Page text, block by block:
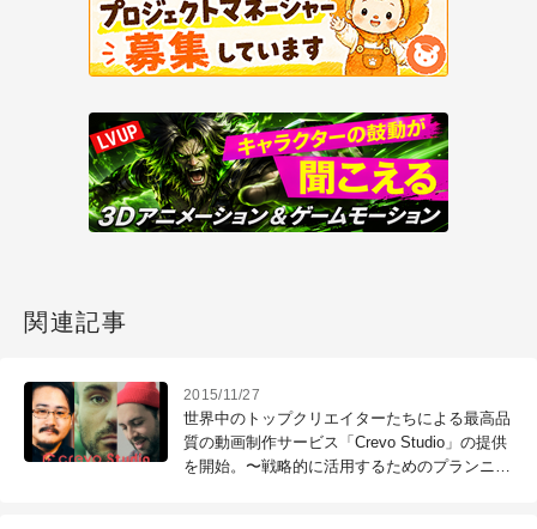
関連記事
2015/11/27
世界中のトップクリエイターたちによる最高品
質の動画制作サービス「Crevo Studio」の提供
を開始。〜戦略的に活用するためのプランニン